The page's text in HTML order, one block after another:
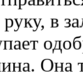
в
Она